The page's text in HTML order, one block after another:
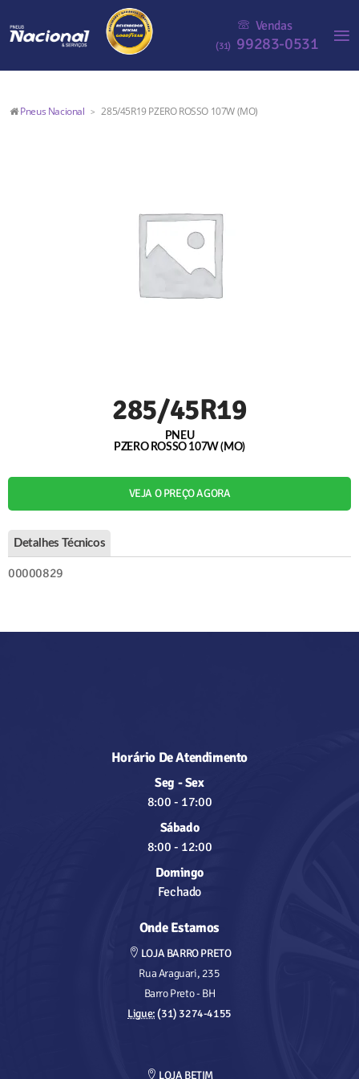
Vendas
(31) 99283-0531
Pneus Nacional > 285/45R19 PZERO ROSSO 107W (MO)
285/45R19
PNEU
PZERO ROSSO 107W (MO)
VEJA O PREÇO AGORA
Detalhes Técnicos
00000829
Horário De Atendimento
Seg - Sex
8:00 - 17:00
Sábado
8:00 - 12:00
Domingo
Fechado
Onde Estamos
LOJA BARRO PRETO
Rua Araguari, 235
Barro Preto - BH
Ligue:(31) 3274-4155
LOJA BETIM